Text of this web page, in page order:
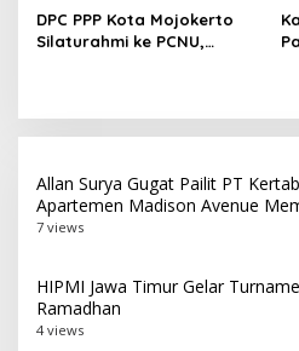
Tembakau di Madura
DPC PPP Kota Mojokerto
Silaturahmi ke PCNU,
Allan Surya Gugat Pailit PT
Apartemen Madison Avenue
7 views
HIPMI Jawa Timur Gelar
Ramadhan
4 views